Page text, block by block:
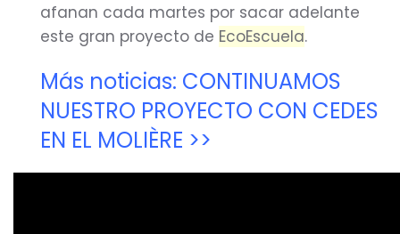
afanan cada martes por sacar adelante
este gran proyecto de EcoEscuela.
Más noticias: CONTINUAMOS
NUESTRO PROYECTO CON CEDES
EN EL MOLIÈRE >>